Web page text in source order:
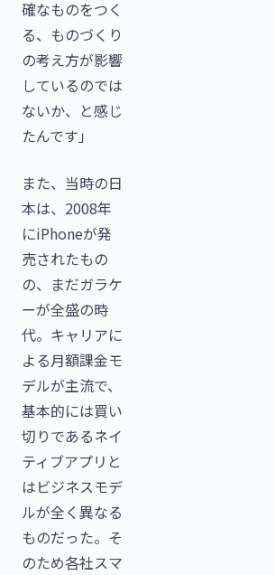
確なものをつく
る、ものづくり
の考え方が影響
しているのでは
ないか、と感じ
たんです」
また、当時の日
本は、2008年
にiPhoneが発
売されたもの
の、まだガラケ
ーが全盛の時
代。キャリアに
よる月額課金モ
デルが主流で、
基本的には買い
切りであるネイ
ティブアプリと
はビジネスモデ
ルが全く異なる
ものだった。そ
のため各社スマ